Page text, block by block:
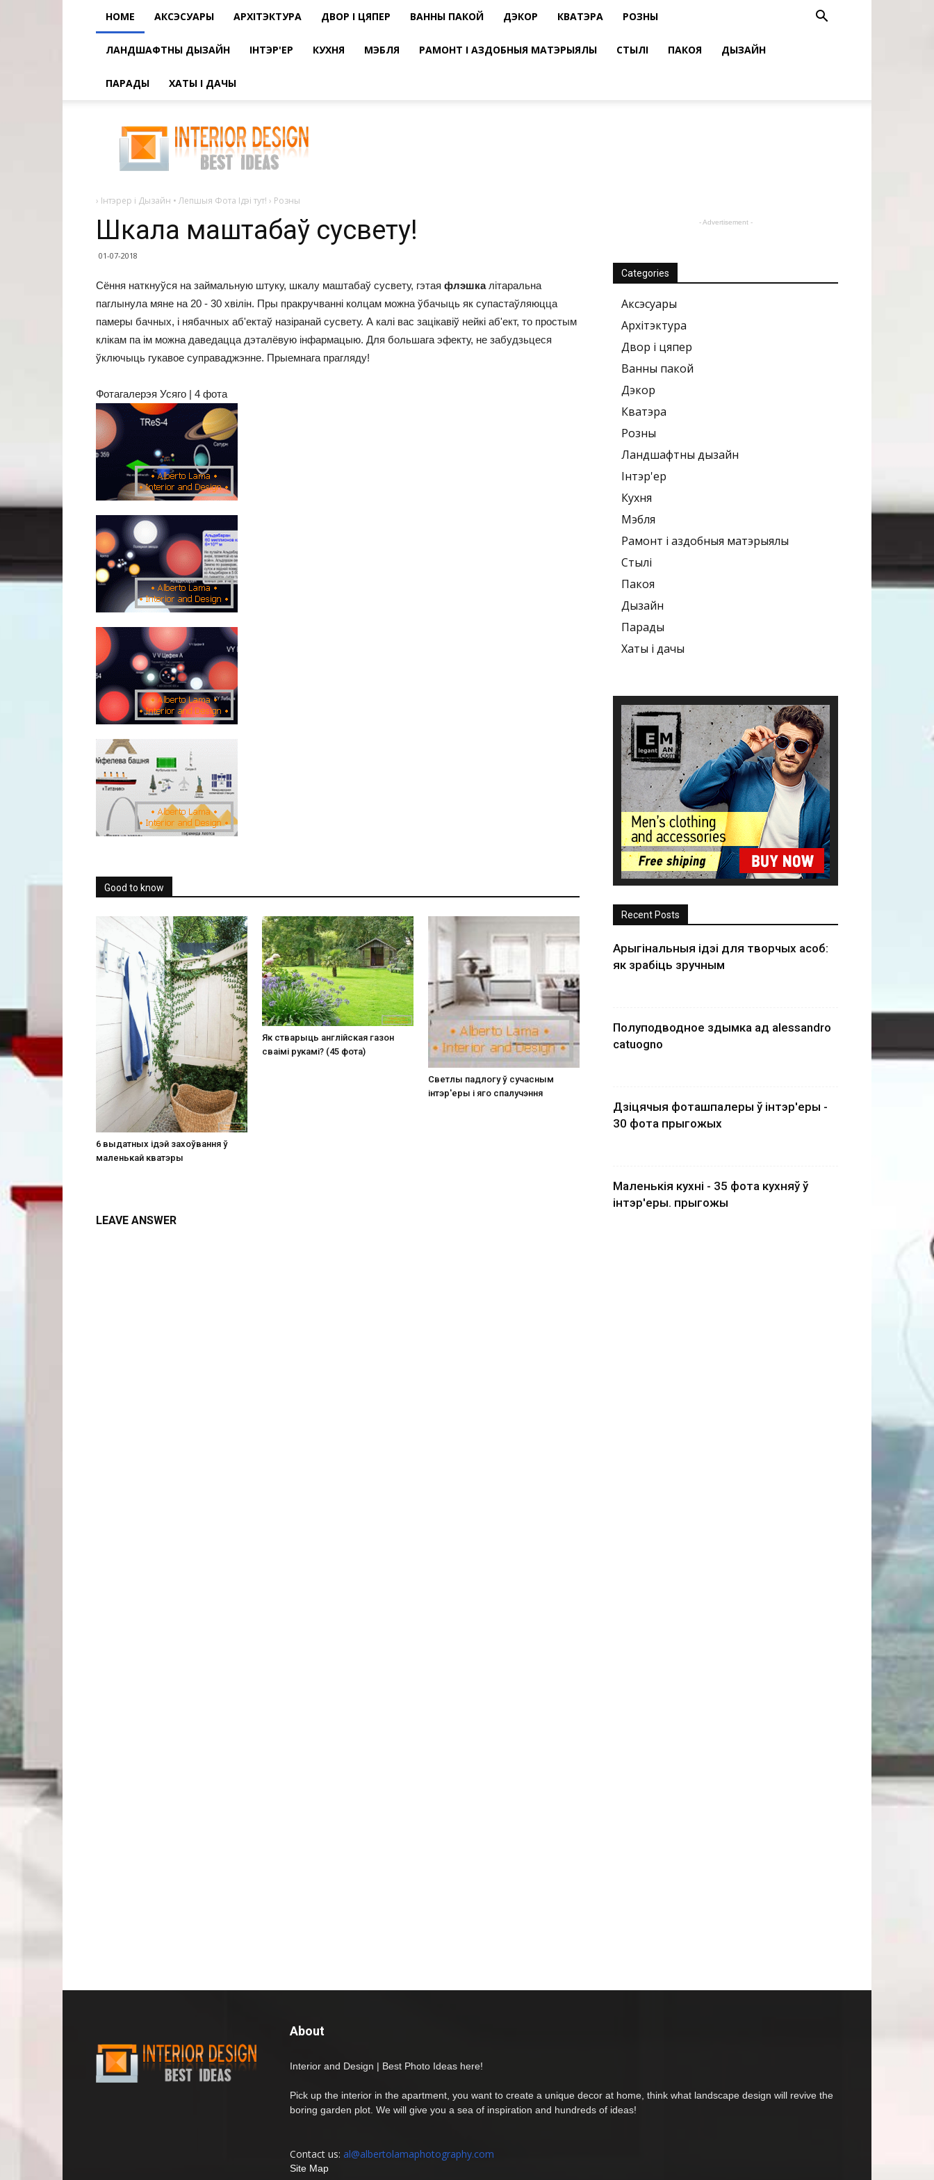
HOME АКСЭСУАРЫ АРХІТЭКТУРА ДВОР І ЦЯПЕР ВАННЫ ПАКОЙ ДЭКОР КВАТЭРА РОЗНЫ
ЛАНДШАФТНЫ ДЫЗАЙН ІНТЭР'ЕР КУХНЯ МЭБЛЯ РАМОНТ І АЗДОБНЫЯ МАТЭРЫЯЛЫ СТЫЛІ ПАКОЯ ДЫЗАЙН
ПАРАДЫ ХАТЫ І ДАЧЫ
маштабаў
сусвету!
› Інтэрер і Дызайн • Лепшыя Фота Ідэі тут! › Розны
Шкала маштабаў сусвету!
01-07-2018
Сёння наткнуўся на займальную штуку, шкалу маштабаў сусвету, гэтая флэшкалітаральна
паглынула мяне на 20 - 30 хвілін. Пры пракручванні колцам можна ўбачыць як супастаўляюцца
памеры бачных, і нябачных аб'ектаў назіранай сусвету. А калі вас зацікавіў нейкі аб'ект, то простым
клікам па ім можна даведацца дэталёвую інфармацыю. Для большага эфекту, не забудзьцеся
ўключыць гукавое суправаджэнне. Прыемнага прагляду!
Фотагалерэя Усяго | 4 фота
Good to know
6 выдатных ідэй захоўвання ў
маленькай кватэры
Як стварыць англійская газон
сваімі рукамі? (45 фота)
Светлы падлогу ў сучасным
інтэр'еры і яго спалучэння
LEAVE ANSWER
- Advertisement -
Categories
Аксэсуары
Архітэктура
Двор і цяпер
Ванны пакой
Дэкор
Кватэра
Розны
Ландшафтны дызайн
Інтэр'ер
Кухня
Мэбля
Рамонт і аздобныя матэрыялы
Стылі
Пакоя
Дызайн
Парады
Хаты і дачы
Recent Posts
Арыгінальныя ідэі для творчых асоб:
як зрабіць зручным
Полуподводное здымка ад alessandro
catuogno
Дзіцячыя фоташпалеры ў інтэр'еры -
30 фота прыгожых
Маленькія кухні - 35 фота кухняў ў
інтэр'еры. прыгожы
About
Interior and Design | Best Photo Ideas here!
Pick up the interior in the apartment, you want to create a unique decor at home, think what landscape design will revive the
boring garden plot. We will give you a sea of inspiration and hundreds of ideas!
Contact us: al@albertolamaphotography.com
Site Map